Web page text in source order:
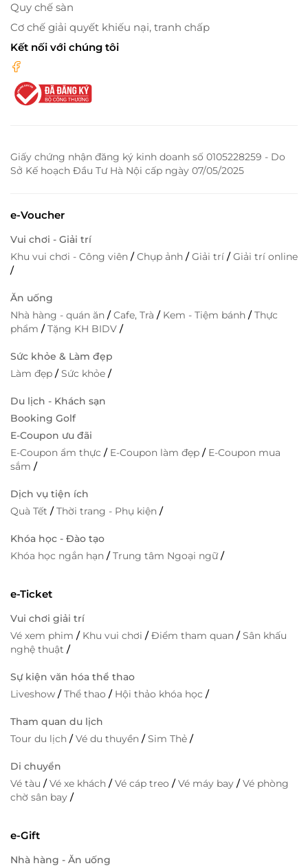
Quy chế sàn
Cơ chế giải quyết khiếu nại, tranh chấp
Kết nối với chúng tôi
Giấy chứng nhận đăng ký kinh doanh số 0105228259 - Do
Sở Kế hoạch Đầu Tư Hà Nội cấp ngày 07/05/2025
e-Voucher
Vui chơi - Giải trí
Khu vui chơi - Công viên /Chụp ảnh /Giải trí /Giải trí online
/
Ăn uống
Nhà hàng - quán ăn /Cafe, Trà / Kem - Tiệm bánh /Thực
phẩm /Tặng KH BIDV /
Sức khỏe & Làm đẹp
Làm đẹp /Sức khỏe /
Du lịch - Khách sạn
Booking Golf
E-Coupon ưu đãi
E-Coupon ẩm thực / E-Coupon làm đẹp / E-Coupon mua
sắm /
Dịch vụ tiện ích
Quà Tết /Thời trang - Phụ kiện /
Khóa học - Đào tạo
Khóa học ngắn hạn /Trung tâm Ngoại ngữ/
e-Ticket
Vui chơi giải trí
Vé xem phim / Khu vui chơi /Điểm tham quan /Sân khấu
nghệ thuật /
Sự kiện văn hóa thể thao
Liveshow /Thể thao / Hội thảo khóa học /
Tham quan du lịch
Tour du lịch /Vé du thuyền /Sim Thẻ /
Di chuyển
Vé tàu /Vé xe khách /Vé cáp treo /Vé máy bay /Vé phòng
chờ sân bay /
e-Gift
Nhà hàng - Ăn uống